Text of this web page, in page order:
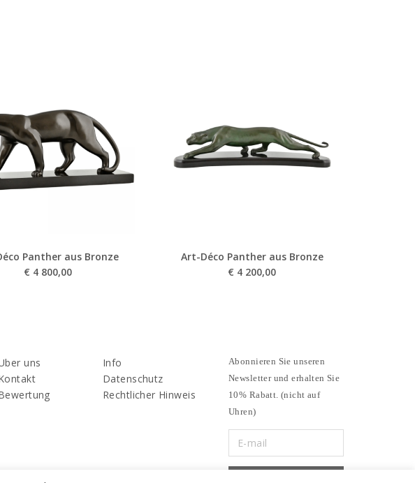
Panther aus Bronze
€ 4 800,00
Art-Déco Panther aus Bronze
€ 4 200,00
uns
Info
Datenschutz
Rechtlicher Hinweis
Abonnieren Sie unseren
Newsletter und erhalten Sie
10% Rabatt. (nicht auf
Uhren)